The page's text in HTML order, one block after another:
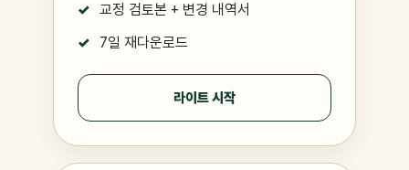
교정 검토본 + 변경 내역서
7일 재다운로드
라이트 시작